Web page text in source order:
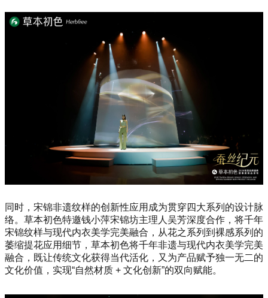
同时，宋锦非遗纹样的创新性应用成为贯穿四大系列的设计脉
络。草本初色特邀钱小萍宋锦坊主理人吴芳深度合作，将千年
宋锦纹样与现代内衣美学完美融合，从花之系列到裸感系列的
萎缩提花应用细节，草本初色将千年非遗与现代内衣美学完美
融合，既让传统文化获得当代活化，又为产品赋予独一无二的
文化价值，实现“自然材质 + 文化创新”的双向赋能。